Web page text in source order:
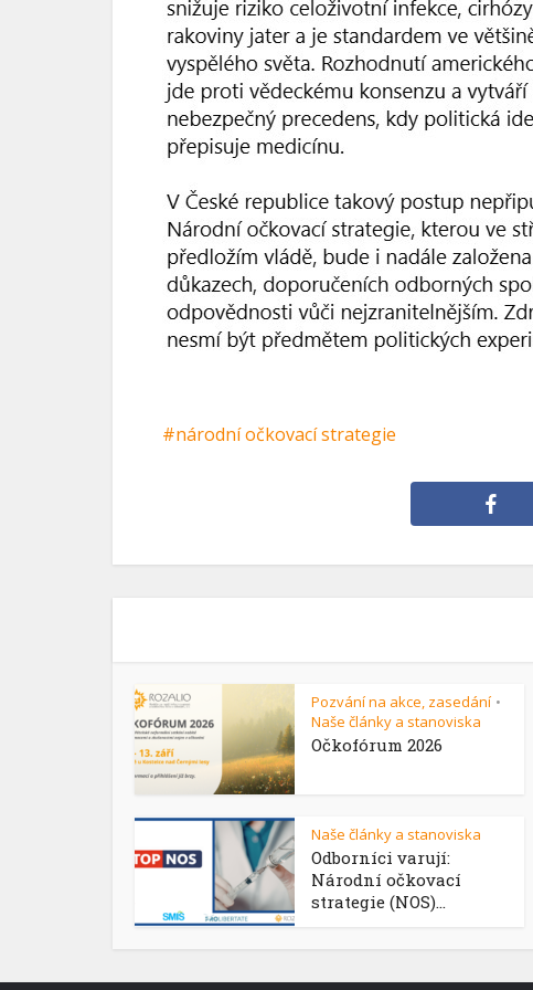
národní očkovací strategie
Pozvání na akce, zasedání •
Naše články a stanoviska
Očkofórum 2026
Naše články a stanoviska
Odborníci varují:
Národní očkovací
strategie (NOS)...